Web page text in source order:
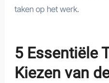
taken op het werk.
5 Essentiële
Kiezen van